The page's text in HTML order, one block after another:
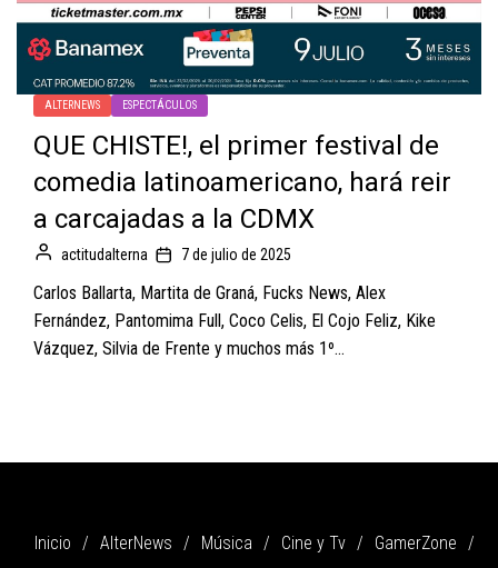
ALTERNEWS ESPECTÁCULOS
QUE CHISTE!, el primer festival de
comedia latinoamericano, hará reir
a carcajadas a la CDMX
actitudalterna 7 de julio de 2025
Carlos Ballarta, Martita de Graná, Fucks News, Alex
Fernández, Pantomima Full, Coco Celis, El Cojo Feliz, Kike
Vázquez, Silvia de Frente y muchos más 1º...
Inicio AlterNews Música Cine y Tv GamerZone